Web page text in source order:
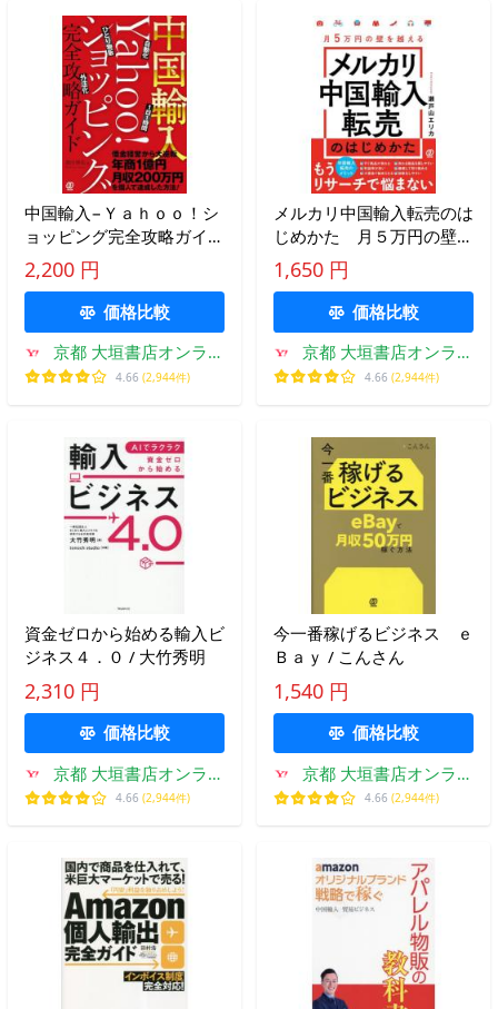
中国輸入−Ｙａｈｏｏ！シ
ョッピング完全攻略ガイ
ド 自動化 １日１時間
ひとり物販 外注化 / 奥田
2,200 円
価格比較
京都 大垣書店オンライ
ン
4.66 (2,944件)
メルカリ中国輸入転売のは
じめかた 月５万円の壁を
越える / 瀬戸山エリカ
1,650 円
価格比較
京都 大垣書店オンライ
ン
4.66 (2,944件)
資金ゼロから始める輸入ビ
ジネス４．０ / 大竹秀明
2,310 円
価格比較
京都 大垣書店オンライ
ン
4.66 (2,944件)
今一番稼げるビジネス ｅ
Ｂａｙ / こんさん
1,540 円
価格比較
京都 大垣書店オンライ
ン
4.66 (2,944件)